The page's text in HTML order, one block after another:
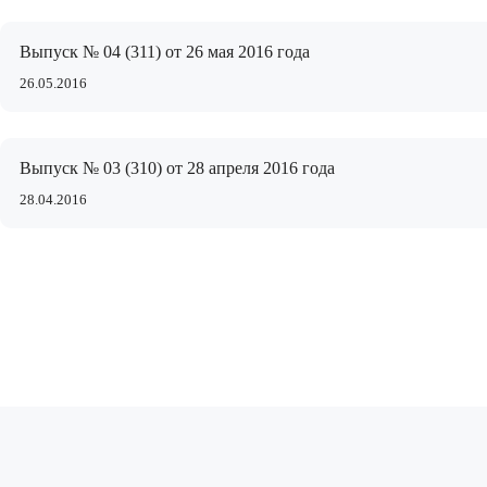
Выпуск № 04 (311) от 26 мая 2016 года
26.05.2016
Выпуск № 03 (310) от 28 апреля 2016 года
28.04.2016